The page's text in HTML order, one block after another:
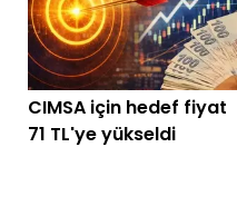
CIMSA için hedef fiyat
71 TL'ye yükseldi